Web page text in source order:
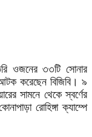
ওজনের ৩৩টি সোনার
করেছেন বিজিবি। ৯
সামনে থেকে স্বর্ণের
রোহিঙ্গা ক্যাম্পে